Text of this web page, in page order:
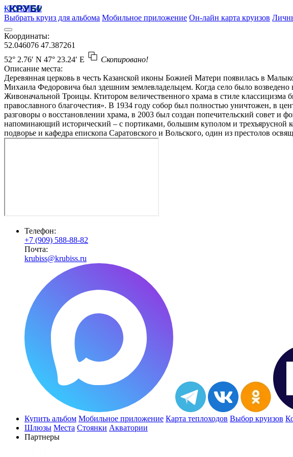
КРУБИСС
Выбрать круиз для альбома Мобильное приложение Он-лайн карта круизов
Координаты:
52.046076 47.387261
52° 2.76′ N 47° 23.24′ E
Скопировано!
Описание места:
Деревянная церковь в честь Казанской иконы Божией Матери появилась в
Михаила Федоровича был здешним землевладельцем. Когда село было
Живоначальной Троицы. Ктитором величественного храма в стиле
православного благочестия». В 1934 году собор был полностью уничтожен, в
разговоры о восстановлении храма, в 2003 был создан попечительский совет
напоминающий исторический – с портиками, большим куполом и трехъярусной
подворье и кафедра епископа Саратовского и Вольского, один из престолов
Телефон:
+7 (909) 588-88-82
Почта:
krubiss@krubiss.ru
Купить альбом Мобильное приложение Карта теплоходов Выбор круизов
Шлюзы Места Стоянки Акватории
Партнеры